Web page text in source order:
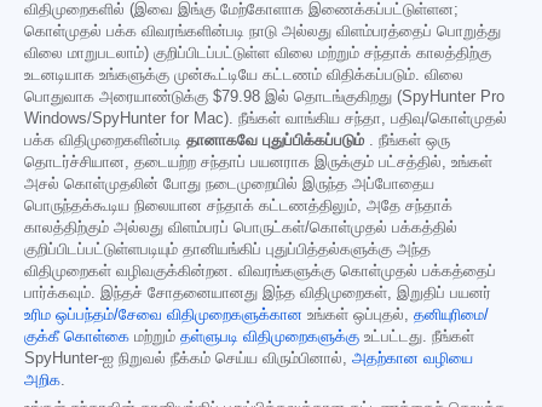
விதிமுறைகளில் (இவை இங்கு மேற்கோளாக இணைக்கப்பட்டுள்ளன;
கொள்முதல் பக்க விவரங்களின்படி நாடு அல்லது விளம்பரத்தைப் பொறுத்து
விலை மாறுபடலாம்) குறிப்பிடப்பட்டுள்ள விலை மற்றும் சந்தாக் காலத்திற்கு
உடனடியாக உங்களுக்கு முன்கூட்டியே கட்டணம் விதிக்கப்படும். விலை
பொதுவாக அரையாண்டுக்கு $79.98 இல் தொடங்குகிறது (SpyHunter Pro
Windows/SpyHunter for Mac). நீங்கள் வாங்கிய சந்தா, பதிவு/கொள்முதல்
பக்க விதிமுறைகளின்படி தானாகவே புதுப்பிக்கப்படும் . நீங்கள் ஒரு
தொடர்ச்சியான, தடையற்ற சந்தாப் பயனராக இருக்கும் பட்சத்தில், உங்கள்
அசல் கொள்முதலின் போது நடைமுறையில் இருந்த அப்போதைய
பொருந்தக்கூடிய நிலையான சந்தாக் கட்டணத்திலும், அதே சந்தாக்
காலத்திற்கும் அல்லது விளம்பரப் பொருட்கள்/கொள்முதல் பக்கத்தில்
குறிப்பிடப்பட்டுள்ளபடியும் தானியங்கிப் புதுப்பித்தல்களுக்கு அந்த
விதிமுறைகள் வழிவகுக்கின்றன. விவரங்களுக்கு கொள்முதல் பக்கத்தைப்
பார்க்கவும். இந்தச் சோதனையானது இந்த விதிமுறைகள், இறுதிப் பயனர்
உரிம ஒப்பந்தம்/சேவை விதிமுறைகளுக்கான உங்கள் ஒப்புதல், தனியுரிமை/
குக்கீ கொள்கை மற்றும் தள்ளுபடி விதிமுறைகளுக்கு உட்பட்டது. நீங்கள்
SpyHunter-ஐ நிறுவல் நீக்கம் செய்ய விரும்பினால், அதற்கான வழியை
அறிக.